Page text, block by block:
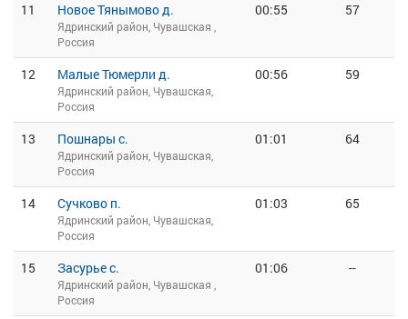
11 Новое Тянымово д.
Ядринский район, Чувашская ,
Россия
00:55 57
12 Малые Тюмерли д.
Ядринский район, Чувашская,
Россия
00:56 59
13 Пошнары с.
Ядринский район, Чувашская,
Россия
01:01 64
14 Сучково п.
Ядринский район, Чувашская,
Россия
01:03 65
15 Засурье с.
Ядринский район, Чувашская ,
Россия
01:06 --